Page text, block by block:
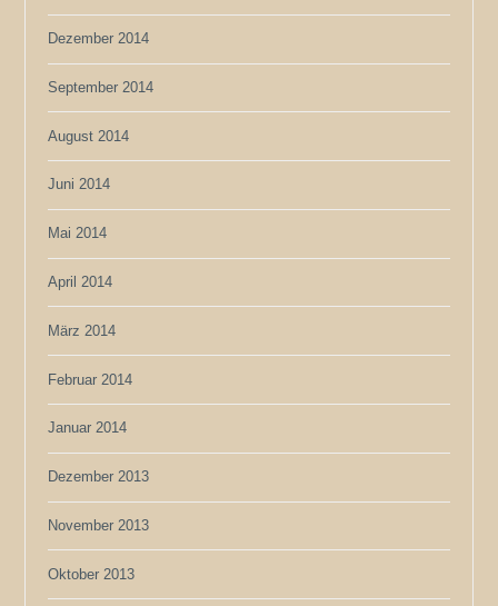
Dezember 2014
September 2014
August 2014
Juni 2014
Mai 2014
April 2014
März 2014
Februar 2014
Januar 2014
Dezember 2013
November 2013
Oktober 2013